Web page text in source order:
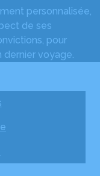
personnalisée,
de ses
pour
dernier voyage.